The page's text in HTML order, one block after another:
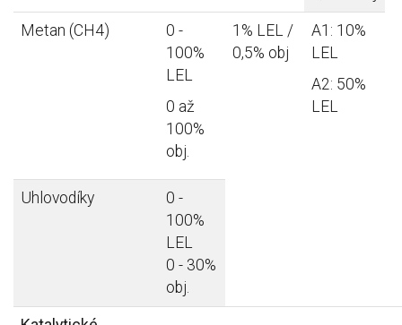
Metan (CH4)
0 -
100%
LEL
0 až
100%
obj.
1% LEL /
0,5% obj
A1: 10%
LEL
A2: 50%
LEL
Uhlovodíky
0 -
100%
LEL
0 - 30%
obj.